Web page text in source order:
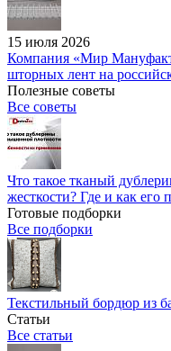
15 июля 2026
Компания «Мир
шторных лент на
Полезные советы
Все советы
Что такое тканый
жесткости? Где и как
Готовые подборки
Все подборки
Текстильный бордюр из
Статьи
Все статьи